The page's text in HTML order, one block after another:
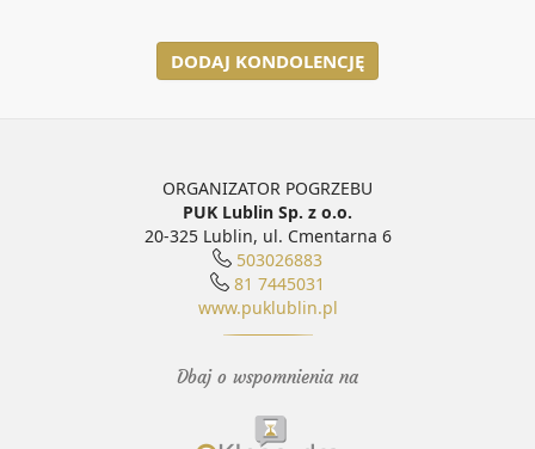
DODAJ KONDOLENCJĘ
ORGANIZATOR POGRZEBU
PUK Lublin Sp. z o.o.
20-325 Lublin, ul. Cmentarna 6
503026883
81 7445031
www.puklublin.pl
Dbaj o wspomnienia na